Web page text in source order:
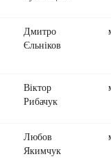
Дмитро
Єльніков
Віктор
Рибачук
Любов
Якимчук